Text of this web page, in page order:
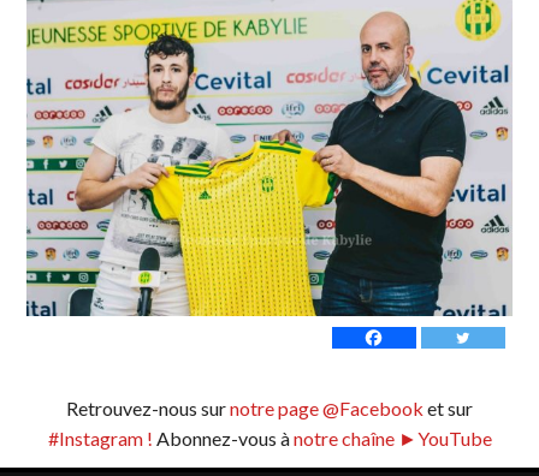
Retrouvez-nous surnotre page @Facebook et sur
#Instagram ! Abonnez-vous ànotre chaîne ►YouTube